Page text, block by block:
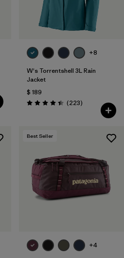
+8
W's Torrentshell 3L Rain
Jacket
$ 189
Valoración: 4.4 / 5
(223Comentarios
)
Best Seller
+4